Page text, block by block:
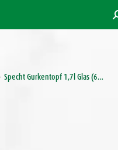
Specht Gurkentopf 1,7l Glas (6…